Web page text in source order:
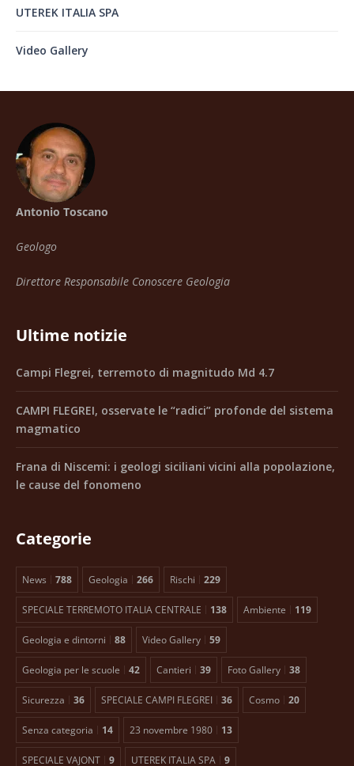
UTEREK ITALIA SPA
Video Gallery
Antonio Toscano
Geologo
Direttore Responsabile Conoscere Geologia
Ultime notizie
Campi Flegrei, terremoto di magnitudo Md 4.7
CAMPI FLEGREI, osservate le “radici” profonde del sistema
magmatico
Frana di Niscemi: i geologi siciliani vicini alla popolazione,
le cause del fonomeno
Categorie
News 788 Geologia 266 Rischi 229
SPECIALE TERREMOTO ITALIA CENTRALE 138 Ambiente 119
Geologia e dintorni 88 Video Gallery 59
Geologia per le scuole 42 Cantieri 39 Foto Gallery 38
Sicurezza 36 SPECIALE CAMPI FLEGREI 36 Cosmo 20
Senza categoria 14 23 novembre 1980 13
SPECIALE VAJONT 9 UTEREK ITALIA SPA 9